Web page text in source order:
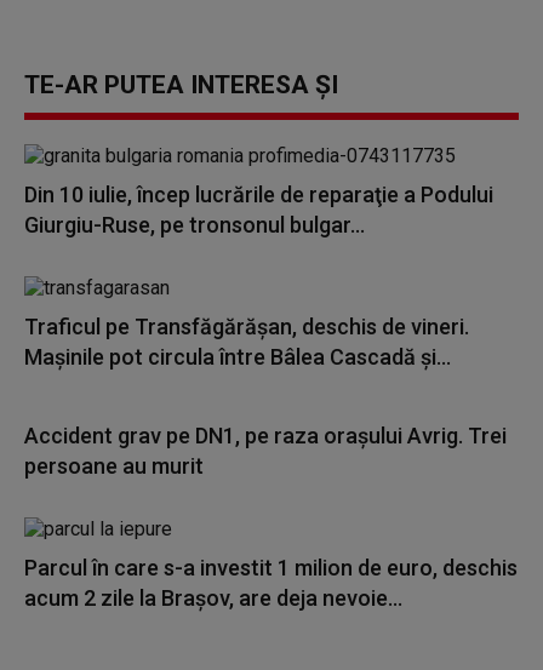
TE-AR PUTEA INTERESA ȘI
Din 10 iulie, încep lucrările de reparaţie a Podului
Giurgiu-Ruse, pe tronsonul bulgar...
Traficul pe Transfăgărășan, deschis de vineri.
Maşinile pot circula între Bâlea Cascadă şi...
Accident grav pe DN1, pe raza oraşului Avrig. Trei
persoane au murit
Parcul în care s-a investit 1 milion de euro, deschis
acum 2 zile la Brașov, are deja nevoie...